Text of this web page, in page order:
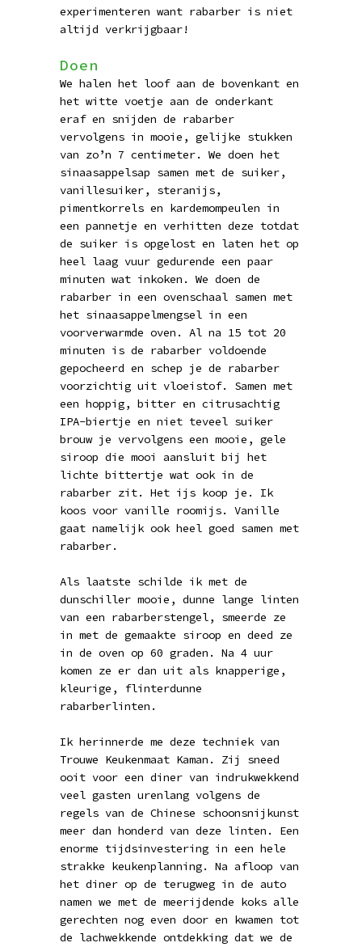
experimenteren want rabarber is niet
altijd verkrijgbaar!
Doen
We halen het loof aan de bovenkant en
het witte voetje aan de onderkant
eraf en snijden de rabarber
vervolgens in mooie, gelijke stukken
van zo’n 7 centimeter. We doen het
sinaasappelsap samen met de suiker,
vanillesuiker, steranijs,
pimentkorrels en kardemompeulen in
een pannetje en verhitten deze totdat
de suiker is opgelost en laten het op
heel laag vuur gedurende een paar
minuten wat inkoken. We doen de
rabarber in een ovenschaal samen met
het sinaasappelmengsel in een
voorverwarmde oven. Al na 15 tot 20
minuten is de rabarber voldoende
gepocheerd en schep je de rabarber
voorzichtig uit vloeistof. Samen met
een hoppig, bitter en citrusachtig
IPA-biertje en niet teveel suiker
brouw je vervolgens een mooie, gele
siroop die mooi aansluit bij het
lichte bittertje wat ook in de
rabarber zit. Het ijs koop je. Ik
koos voor vanille roomijs. Vanille
gaat namelijk ook heel goed samen met
rabarber.
Als laatste schilde ik met de
dunschiller mooie, dunne lange linten
van een rabarberstengel, smeerde ze
in met de gemaakte siroop en deed ze
in de oven op 60 graden. Na 4 uur
komen ze er dan uit als knapperige,
kleurige, flinterdunne
rabarberlinten.
Ik herinnerde me deze techniek van
Trouwe Keukenmaat Kaman. Zij sneed
ooit voor een diner van indrukwekkend
veel gasten urenlang volgens de
regels van de Chinese schoonsnijkunst
meer dan honderd van deze linten. Een
enorme tijdsinvestering in een hele
strakke keukenplanning. Na afloop van
het diner op de terugweg in de auto
namen we met de meerijdende koks alle
gerechten nog even door en kwamen tot
de lachwekkende ontdekking dat we de